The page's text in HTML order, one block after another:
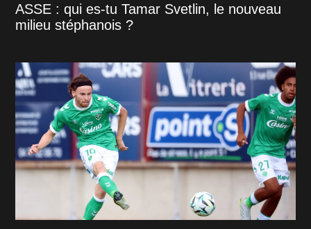
ASSE : qui es-tu Tamar Svetlin, le nouveau
milieu stéphanois ?